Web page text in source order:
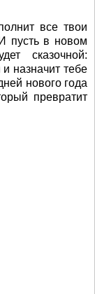
все твои
пусть в новом
сказочной:
назначит тебе
нового года
превратит